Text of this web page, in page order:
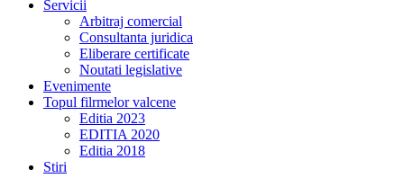
Servicii
Arbitraj comercial
Consultanta juridica
Eliberare certificate
Noutati legislative
Evenimente
Topul filrmelor valcene
Editia 2023
EDITIA 2020
Editia 2018
Stiri